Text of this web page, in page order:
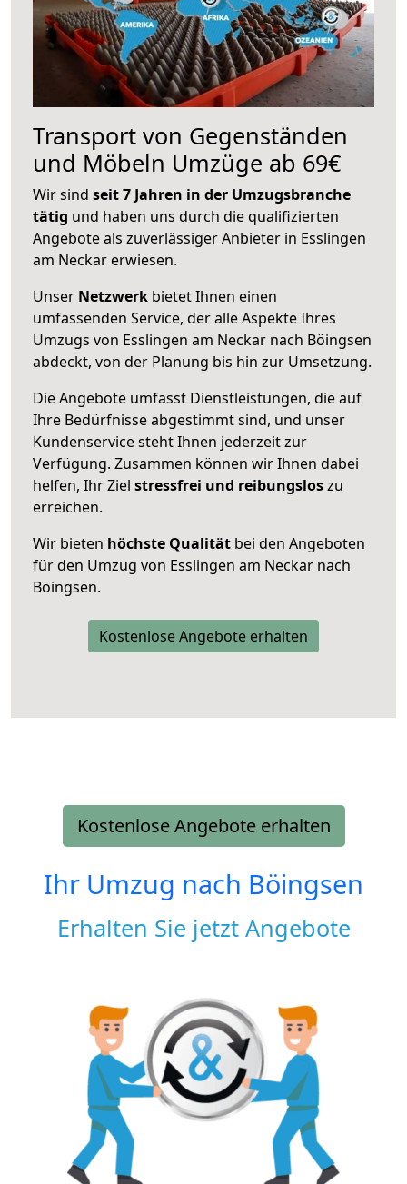
Transport von Gegenständen
und Möbeln Umzüge ab 69€
Wir sind seit 7 Jahren in der Umzugsbranche
tätig und haben uns durch die qualifizierten
Angebote als zuverlässiger Anbieter in Esslingen
am Neckar erwiesen.
Unser Netzwerk bietet Ihnen einen
umfassenden Service, der alle Aspekte Ihres
Umzugs von Esslingen am Neckar nach Böingsen
abdeckt, von der Planung bis hin zur Umsetzung.
Die Angebote umfasst Dienstleistungen, die auf
Ihre Bedürfnisse abgestimmt sind, und unser
Kundenservice steht Ihnen jederzeit zur
Verfügung. Zusammen können wir Ihnen dabei
helfen, Ihr Ziel stressfrei und reibungsloszu
erreichen.
Wir bieten höchste Qualität bei den Angeboten
für den Umzug von Esslingen am Neckar nach
Böingsen.
Kostenlose Angebote erhalten
Kostenlose Angebote erhalten
Ihr Umzug nach Böingsen
Erhalten Sie jetzt Angebote